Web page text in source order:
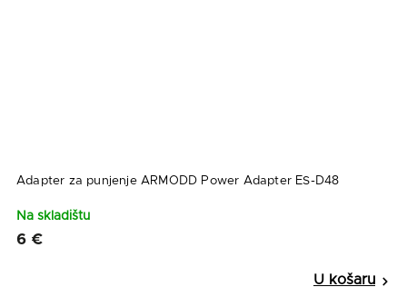
Adapter za punjenje ARMODD Power Adapter ES-D48
Na skladištu
6 €